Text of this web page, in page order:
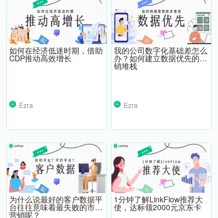
如何在经济低迷时期，借助
CDP推动高效增长
Ezra
我的公司数字化基础差怎么
办？如何建立数据优先的营
销堆栈
Ezra
为什么说最好的客户数据平
台往往意味着最失败的市场
营销呢？
1分钟了解LinkFlow推荐大
使，达标领2000元京东卡